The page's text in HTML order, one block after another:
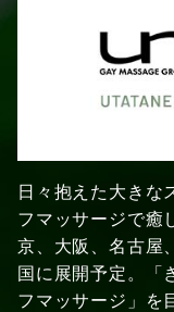
日々抱えた大きな
フマッサージで癒
京、大阪、名古屋
国に展開予定。「
フマッサージ」を